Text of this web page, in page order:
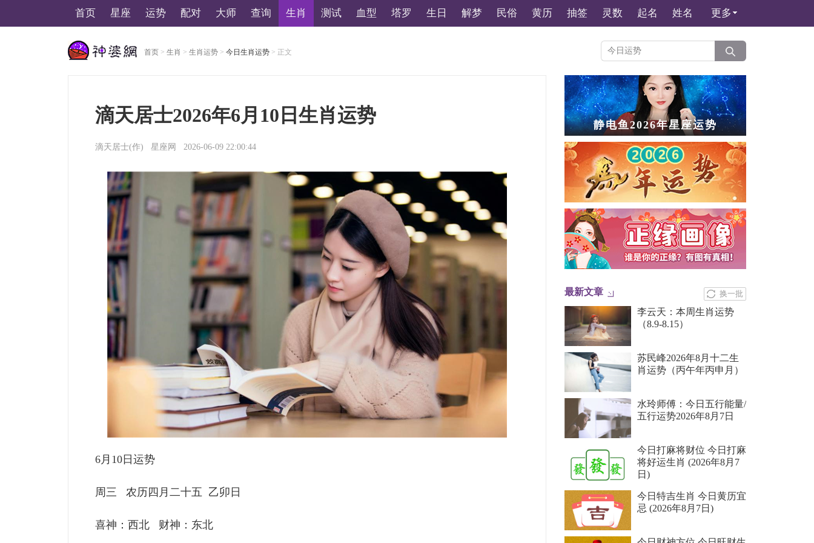
首页 星座 运势 配对 大师 查询 生肖 测试 血型 塔罗 生日 解梦 民俗 黄历 抽签 灵数 起名 姓名 更多
首页 > 生肖 > 生肖运势 > 今日生肖运势 > 正文
滴天居士2026年6月10日生肖运势
滴天居士(作) 星座网 2026-06-09 22:00:44
6月10日运势
周三 农历四月二十五 乙卯日
喜神：西北 财神：东北
静电鱼2026年星座运势
换一批
最新文章
李云天：本周生肖运势
（8.9-8.15）
苏民峰2026年8月十二生
肖运势（丙午年丙申月）
水玲师傅：今日五行能量/
五行运势2026年8月7日
今日打麻将财位 今日打麻
将好运生肖 (2026年8月7
日)
今日特吉生肖 今日黄历宜
忌 (2026年8月7日)